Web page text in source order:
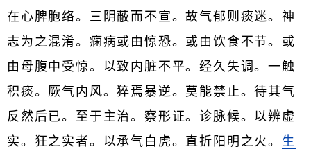
在心脾胞络。三阴蔽而不宣。故气郁则痰迷。神
志为之混淆。痫病或由惊恐。或由饮食不节。或
由母腹中受惊。以致内脏不平。经久失调。一触
积痰。厥气内风。猝焉暴逆。莫能禁止。待其气
反然后已。至于主治。察形证。诊脉候。以辨虚
实。狂之实者。以承气白虎。直折阳明之火。 生